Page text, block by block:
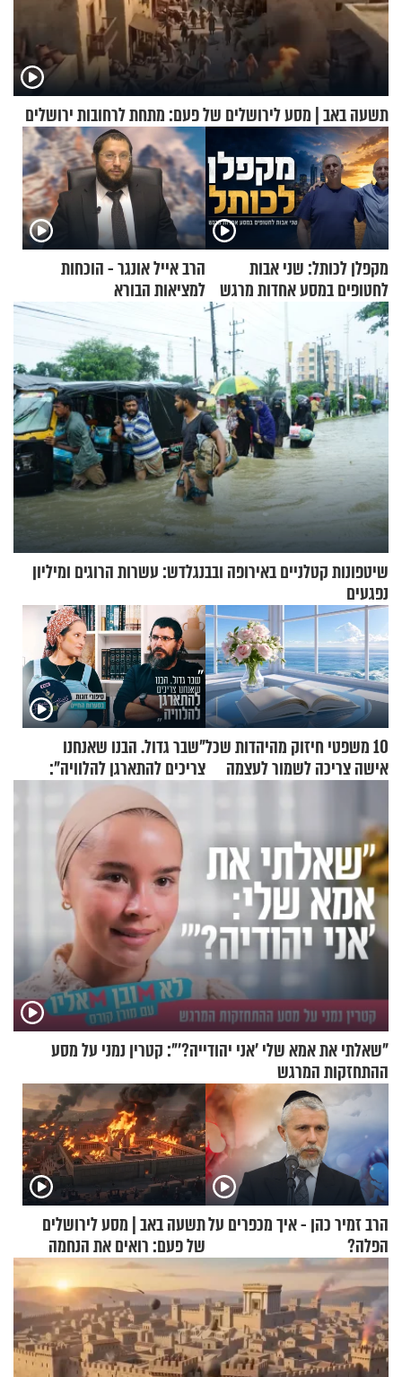
תשעה באב | מסע לירושלים של פעם: מתחת לרחובות ירושלים
מקפלן לכותל: שני אבות
לחטופים במסע אחדות מרגש
הרב אייל אונגר - הוכחות
למציאות הבורא
שיטפונות קטלניים באירופה ובבנגלדש: עשרות הרוגים ומיליון
נפגעים
10 משפטי חיזוק מהיהדות שכל
אישה צריכה לשמור לעצמה
"שבר גדול. הבנו שאנחנו
צריכים להתארגן להלוויה":
זוגיות במבחן, הפעם עם מרים
וגד דנינו
"שאלתי את אמא שלי 'אני יהודייה?'": קטרין נמני על מסע
ההתחזקות המרגש
הרב זמיר כהן - איך מכפרים על
הפלה?
תשעה באב | מסע לירושלים
של פעם: רואים את הנחמה